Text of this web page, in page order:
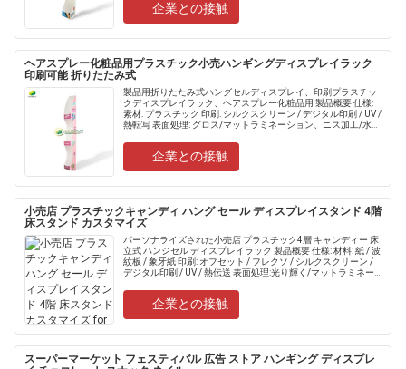
企業との接触
ヘアスプレー化粧品用プラスチック小売ハンギングディスプレイラック
印刷可能 折りたたみ式
製品用折りたたみ式ハングセルディスプレイ、印刷プラスチッ
クディスプレイラック、ヘアスプレー化粧品用 製品概要 仕様:
素材: プラスチック 印刷: シルクスクリーン / デジタル印刷 / UV /
熱転写 表面処理: グロス/マットラミネーション、ニス加工/水性
企業との接触
小売店 プラスチックキャンディ ハング セール ディスプレイスタンド 4階
床スタンド カスタマイズ
パーソナライズされた小売店 プラスチック4層 キャンディー 床
立式 ハンジセル ディスプレイラック 製品概要 仕様: 材料: 紙 / 波
紋板 / 象牙紙 印刷: オフセット / フレクソ / シルクスクリーン /
デジタル印刷 / UV / 熱伝送 表面処理:光り輝く/マットラミネーシ
企業との接触
スーパーマーケット フェスティバル 広告 ストア ハンギング ディスプレ